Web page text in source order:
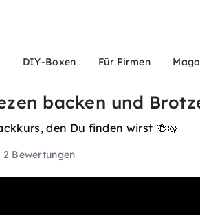
DIY-Boxen Für Firmen
backen und
den Du finden wirst 🍻🥨
2 Bewertungen